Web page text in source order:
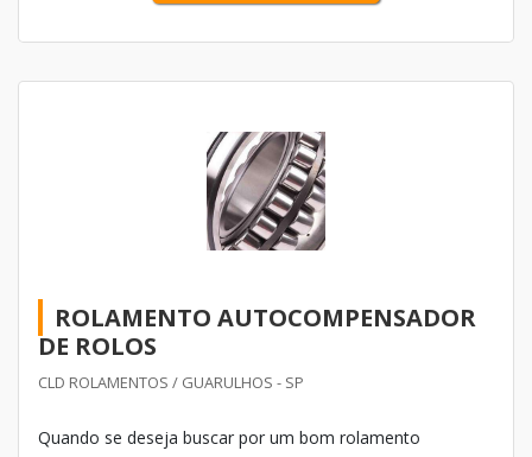
ROLAMENTO AUTOCOMPENSADOR
DE ROLOS
CLD ROLAMENTOS / GUARULHOS - SP
Quando se deseja buscar por um bom rolamento